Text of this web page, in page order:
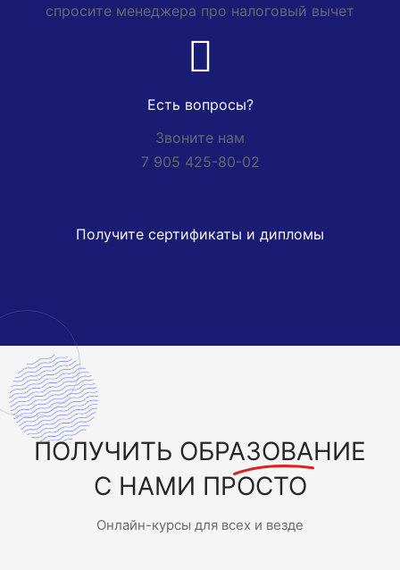
спросите менеджера про налоговый вычет
Есть вопросы?
Звоните нам
7 905 425-80-02
Получите сертификаты и дипломы
ПОЛУЧИТЬ ОБРАЗОВАНИЕ
С НАМИ ПРОСТО
Онлайн-курсы для всех и везде